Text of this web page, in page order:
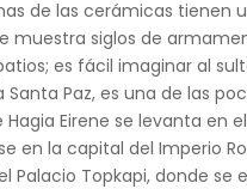
de las cerámicas tienen
muestra siglos de
es fácil imaginar al
Santa Paz, es una de las
Hagia Eirene se levanta
en la capital del Imperio
Palacio Topkapi, donde